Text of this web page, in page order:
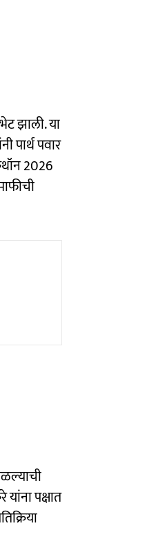
झाली. या
पार्थ पवार
2026
पक्षात